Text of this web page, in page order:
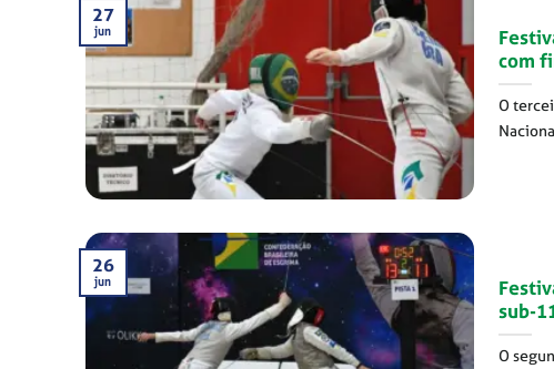
com
O
27
jun
sub-
O
26
jun